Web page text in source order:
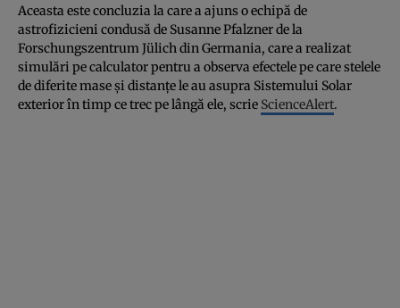
Aceasta este concluzia la care a ajuns o echipă de
astrofizicieni condusă de Susanne Pfalzner de la
Forschungszentrum Jülich din Germania, care a realizat
simulări pe calculator pentru a observa efectele pe care stelele
de diferite mase și distanțe le au asupra Sistemului Solar
exterior în timp ce trec pe lângă ele, scrie ScienceAlert.